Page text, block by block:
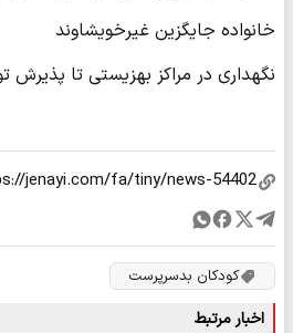
خانواده جایگزین غیرخویشاوند
نگهداری در مراکز بهزیستی تا
کودکان بدسرپرست
اخبار مرتبط